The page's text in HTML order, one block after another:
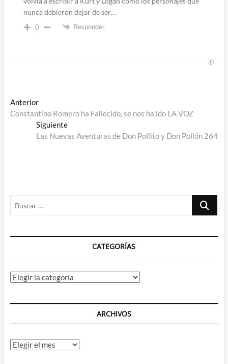
nunca debieron dejar de ser…
0 Responder
Navegación
de
entradas
AnteriorEntrada
anterior:
Constantino Romero ha Fallecido, se nos ha ido LA VOZ
SiguienteEntrada
siguiente:
Las Nuevas Aventuras de Don Pollito y Don Pollón 264
Buscar
CATEGORÍAS
Categorías
ARCHIVOS
Archivos